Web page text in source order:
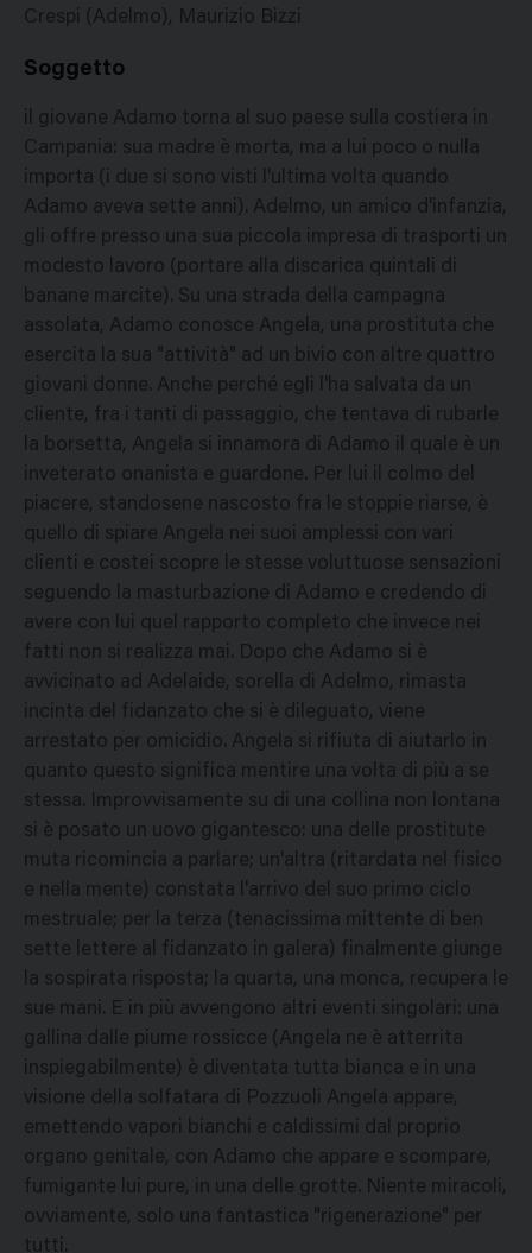
Crespi (Adelmo), Maurizio Bizzi
Soggetto
il giovane Adamo torna al suo paese sulla costiera in
Campania: sua madre è morta, ma a lui poco o nulla
importa (i due si sono visti l'ultima volta quando
Adamo aveva sette anni). Adelmo, un amico d'infanzia,
gli offre presso una sua piccola impresa di trasporti un
modesto lavoro (portare alla discarica quintali di
banane marcite). Su una strada della campagna
assolata, Adamo conosce Angela, una prostituta che
esercita la sua "attività" ad un bivio con altre quattro
giovani donne. Anche perché egli l'ha salvata da un
cliente, fra i tanti di passaggio, che tentava di rubarle
la borsetta, Angela si innamora di Adamo il quale è un
inveterato onanista e guardone. Per lui il colmo del
piacere, standosene nascosto fra le stoppie riarse, è
quello di spiare Angela nei suoi amplessi con vari
clienti e costei scopre le stesse voluttuose sensazioni
seguendo la masturbazione di Adamo e credendo di
avere con lui quel rapporto completo che invece nei
fatti non si realizza mai. Dopo che Adamo si è
avvicinato ad Adelaide, sorella di Adelmo, rimasta
incinta del fidanzato che si è dileguato, viene
arrestato per omicidio. Angela si rifiuta di aiutarlo in
quanto questo significa mentire una volta di più a se
stessa. Improvvisamente su di una collina non lontana
si è posato un uovo gigantesco: una delle prostitute
muta ricomincia a parlare; un'altra (ritardata nel fisico
e nella mente) constata l'arrivo del suo primo ciclo
mestruale; per la terza (tenacissima mittente di ben
sette lettere al fidanzato in galera) finalmente giunge
la sospirata risposta; la quarta, una monca, recupera le
sue mani. E in più avvengono altri eventi singolari: una
gallina dalle piume rossicce (Angela ne è atterrita
inspiegabilmente) è diventata tutta bianca e in una
visione della solfatara di Pozzuoli Angela appare,
emettendo vapori bianchi e caldissimi dal proprio
organo genitale, con Adamo che appare e scompare,
fumigante lui pure, in una delle grotte. Niente miracoli,
ovviamente, solo una fantastica "rigenerazione" per
tutti.